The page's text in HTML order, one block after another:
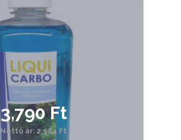
3,790 Ft
Nettó ár: 2,984 Ft